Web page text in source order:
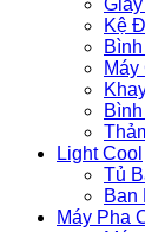
Kệ
Máy
Light Cool
Tủ
Ban
Máy Pha